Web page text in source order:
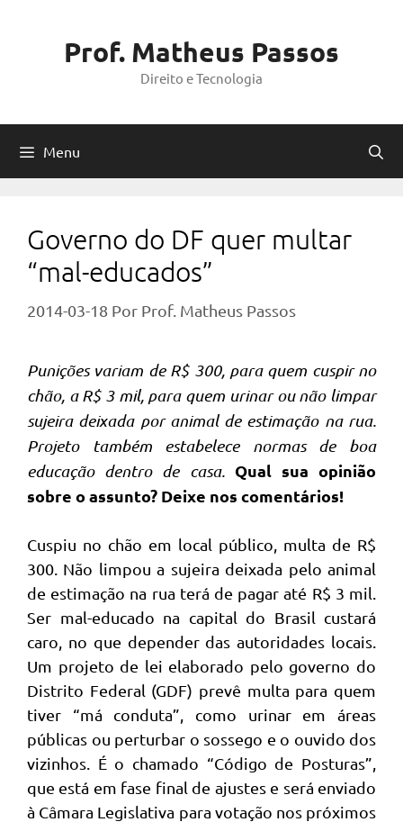
Prof. Matheus Passos
Direito e Tecnologia
Menu
Governo do DF quer multar
“mal-educados”
2014-03-18 Por Prof. Matheus Passos
Punições variam de R$ 300, para quem cuspir no
chão, a R$ 3 mil, para quem urinar ou não limpar
sujeira deixada por animal de estimação na rua.
Projeto também estabelece normas de boa
educação dentro de casa. Qual sua opinião
sobre o assunto? Deixe nos comentários!
Cuspiu no chão em local público, multa de R$
300. Não limpou a sujeira deixada pelo animal
de estimação na rua terá de pagar até R$ 3 mil.
Ser mal-educado na capital do Brasil custará
caro, no que depender das autoridades locais.
Um projeto de lei elaborado pelo governo do
Distrito Federal (GDF) prevê multa para quem
tiver “má conduta”, como urinar em áreas
públicas ou perturbar o sossego e o ouvido dos
vizinhos. É o chamado “Código de Posturas”,
que está em fase final de ajustes e será enviado
à Câmara Legislativa para votação nos próximos